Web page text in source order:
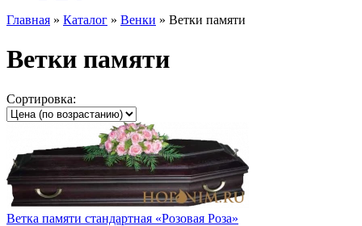
Главная » Каталог » Венки » Ветки памяти
Ветки памяти
Сортировка:
Ветка памяти стандартная «Розовая Роза»